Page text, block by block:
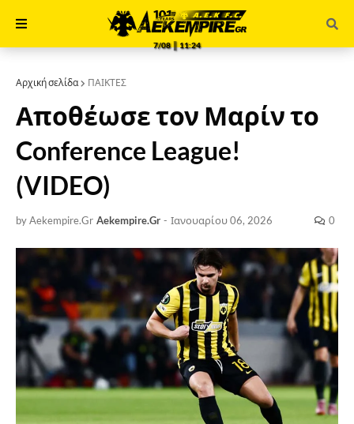
7/08 ║ 11:24
Αρχική σελίδα ΠΑΙΚΤΕΣ
Αποθέωσε τον Μαρίν το
Conference League!
(VIDEO)
by Aekempire.Gr Aekempire.Gr - Ιανουαρίου 06, 2026 0